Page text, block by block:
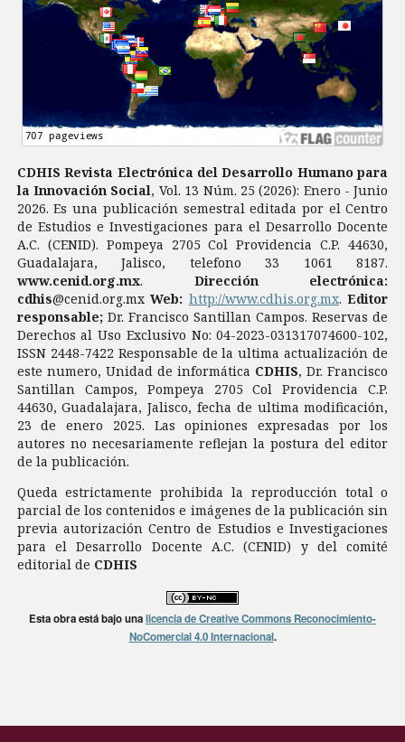
CDHIS Revista Electrónica del Desarrollo Humano para
la Innovación Social, Vol. 13 Núm. 25 (2026): Enero - Junio
2026. Es una publicación semestral editada por el Centro
de Estudios e Investigaciones para el Desarrollo Docente
A.C. (CENID). Pompeya 2705 Col Providencia C.P. 44630,
Guadalajara, Jalisco, telefono 33 1061 8187.
www.cenid.org.mx. Dirección electrónica:
cdhis@cenid.org.mxWeb: http://www.cdhis.org.mx. Editor
responsable; Dr. Francisco Santillan Campos. Reservas de
Derechos al Uso Exclusivo No: 04-2023-031317074600-102,
ISSN 2448-7422 Responsable de la ultima actualización de
este numero, Unidad de informática CDHIS, Dr. Francisco
Santillan Campos, Pompeya 2705 Col Providencia C.P.
44630, Guadalajara, Jalisco, fecha de ultima modificación,
23 de enero 2025. Las opiniones expresadas por los
autores no necesariamente reflejan la postura del editor
de la publicación.
Queda estrictamente prohibida la reproducción total o
parcial de los contenidos e imágenes de la publicación sin
previa autorización Centro de Estudios e Investigaciones
para el Desarrollo Docente A.C. (CENID) y del comité
editorial de CDHIS
Esta obra está bajo unalicencia de Creative Commons Reconocimiento-
NoComercial 4.0 Internacional.